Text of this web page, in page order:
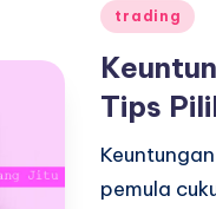
Posted
trading
Tips
pemula